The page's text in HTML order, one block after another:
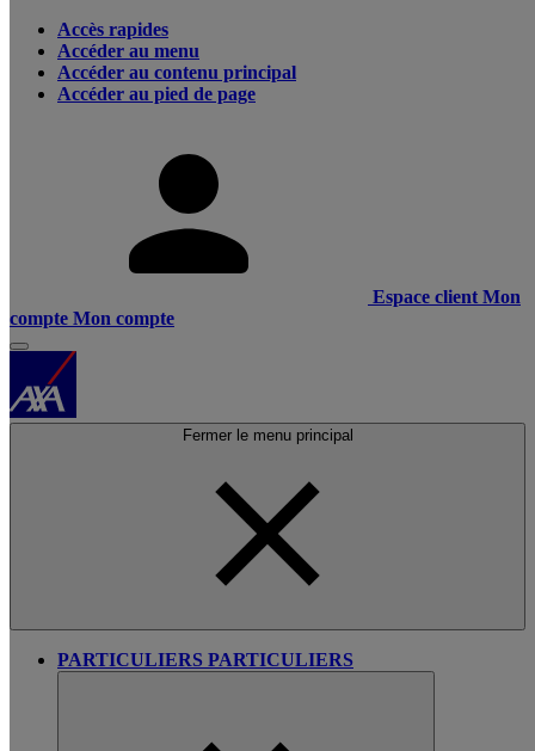
Accès rapides
Accéder au menu
Accéder au contenu principal
Accéder au pied de page
Espace client Mon
compte Mon compte
Fermer le menu principal
PARTICULIERS PARTICULIERS